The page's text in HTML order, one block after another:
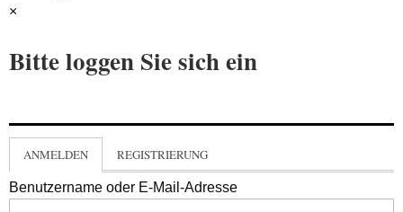
×
Bitte loggen Sie sich ein
ANMELDEN REGISTRIERUNG
Benutzername oder E-Mail-Adresse